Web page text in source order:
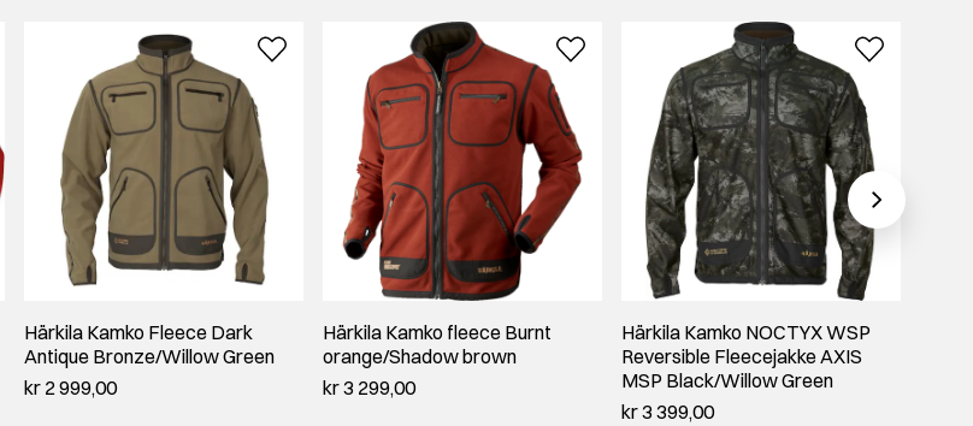
Härkila Kamko Fleece Dark
Antique Bronze/Willow Green
kr 2 999,00
Härkila Kamko fleece Burnt
orange/Shadow brown
kr 3 299,00
Härkila Kamko NOCTYX WSP
Reversible Fleecejakke AXIS
MSP Black/Willow Green
kr 3 399,00